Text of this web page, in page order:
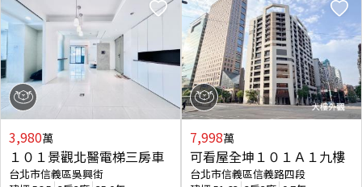
3,980萬
１０１景觀北醫電梯三房車
台北市信義區吳興街
7,998萬
可看屋全坤１０１Ａ１九樓
台北市信義區信義路四段